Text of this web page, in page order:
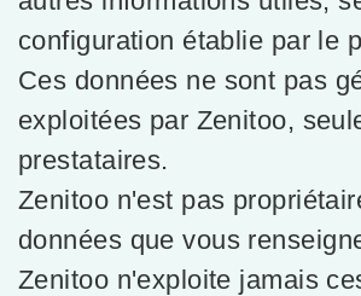
configuration établie par le
Ces données ne sont pas
exploitées par Zenitoo,
prestataires.
Zenitoo n'est pas
données que vous
Zenitoo n'exploite jamais